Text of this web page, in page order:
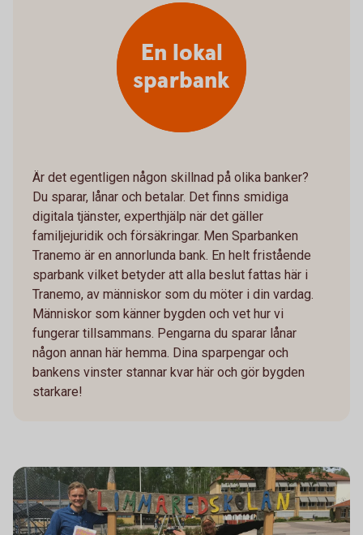
Är det egentligen någon skillnad på olika banker?
Du sparar, lånar och betalar. Det finns smidiga
digitala tjänster, experthjälp när det gäller
familjejuridik och försäkringar. Men Sparbanken
Tranemo är en annorlunda bank. En helt fristående
sparbank vilket betyder att alla beslut fattas här i
Tranemo, av människor som du möter i din vardag.
Människor som känner bygden och vet hur vi
fungerar tillsammans. Pengarna du sparar lånar
någon annan här hemma. Dina sparpengar och
bankens vinster stannar kvar här och gör bygden
starkare!
En lokal
sparbank